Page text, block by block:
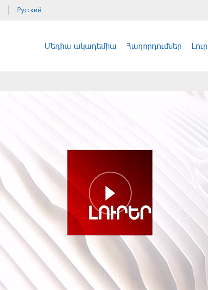
Русский
Մեդիա ակադեմիա Հաղորդումներ